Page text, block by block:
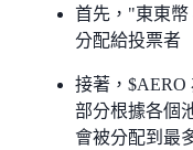
首先，"東東幣
分配給投票者
接著，$AERO
部分根據各個
會被分配到最